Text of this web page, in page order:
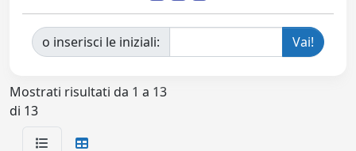
o inserisci le iniziali:
Mostrati risultati da 1 a 13
di 13